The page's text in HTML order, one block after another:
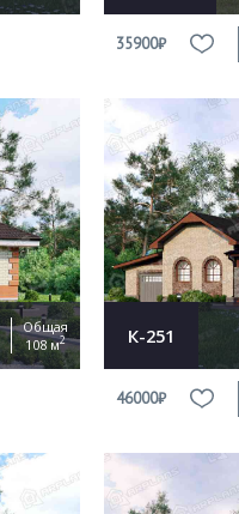
35900₽
Общая
108 м2 К-251
46000₽